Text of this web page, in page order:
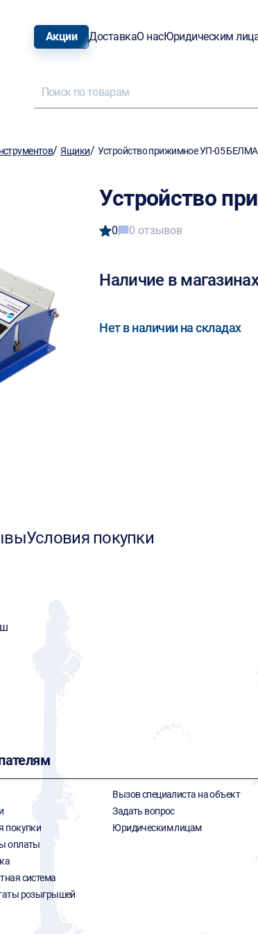
Акции ДоставкаО насЮридическим
/Ящики/ Устройство прижимное УП-05
Устройство
0 0 отзывов
Наличие в магазинах
Нет в наличии на складах
Условия покупки
покупки
оплаты
система
розыгрышей
Вызов специалиста на объект
Задать вопрос
Юридическим лицам